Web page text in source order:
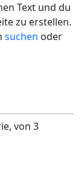
Text und du
zu erstellen.
suchen oder
von 3